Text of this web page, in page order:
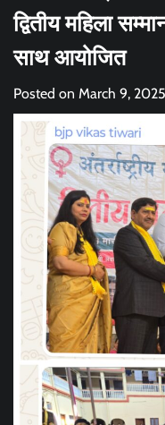
द्वितीय महिला
साथ आयोजित
Posted on March 9, 2025